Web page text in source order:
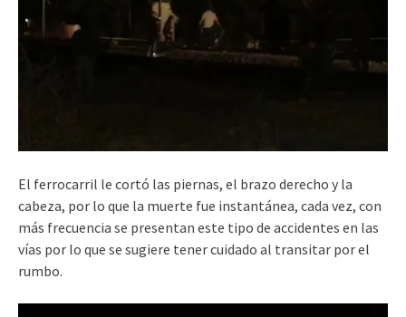
El ferrocarril le cortó las piernas, el brazo derecho y la
cabeza, por lo que la muerte fue instantánea, cada vez, con
más frecuencia se presentan este tipo de accidentes en las
vías por lo que se sugiere tener cuidado al transitar por el
rumbo.